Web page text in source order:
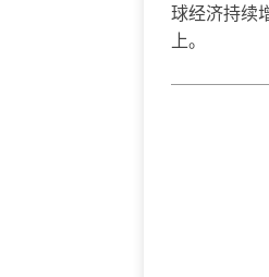
球经济持续
上。